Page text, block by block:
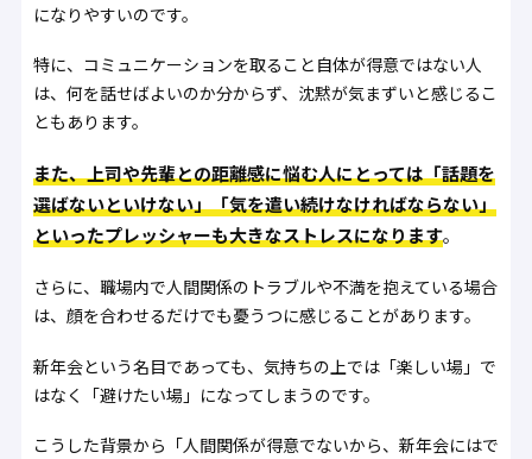
になりやすいのです。
特に、コミュニケーションを取ること自体が得意ではない人
は、何を話せばよいのか分からず、沈黙が気まずいと感じるこ
ともあります。
また、上司や先輩との距離感に悩む人にとっては「話題を
選ばないといけない」「気を遣い続けなければならない」
といったプレッシャーも大きなストレスになります。
さらに、職場内で人間関係のトラブルや不満を抱えている場合
は、顔を合わせるだけでも憂うつに感じることがあります。
新年会という名目であっても、気持ちの上では「楽しい場」で
はなく「避けたい場」になってしまうのです。
こうした背景から「人間関係が得意でないから、新年会にはで